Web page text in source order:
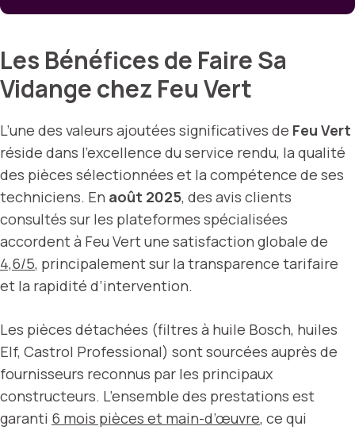
Les Bénéfices de Faire Sa
Vidange chez Feu Vert
L’une des valeurs ajoutées significatives de Feu Vert
réside dans l’excellence du service rendu, la qualité
des pièces sélectionnées et la compétence de ses
techniciens. En août 2025, des avis clients
consultés sur les plateformes spécialisées
accordent à Feu Vert une satisfaction globale de
4,6/5, principalement sur la transparence tarifaire
et la rapidité d’intervention.
Les pièces détachées (filtres à huile Bosch, huiles
Elf, Castrol Professional) sont sourcées auprès de
fournisseurs reconnus par les principaux
constructeurs. L’ensemble des prestations est
garanti 6 mois pièces et main-d’œuvre, ce qui